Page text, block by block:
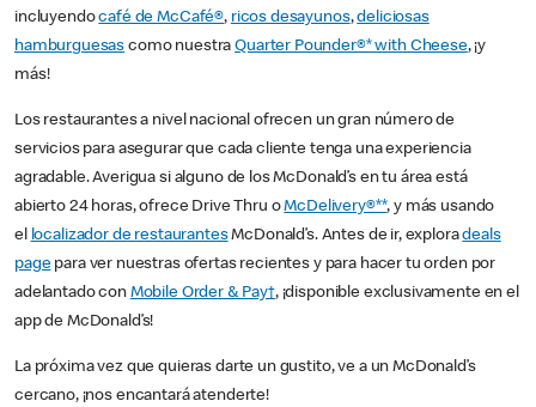
incluyendocafé de McCafé®, ricos desayunos,deliciosas
hamburguesas como nuestraQuarter Pounder®* with Cheese, ¡y
más!
Los restaurantes a nivel nacional ofrecen un gran número de
servicios para asegurar que cada cliente tenga una experiencia
agradable. Averigua si alguno de los McDonald’s en tu área está
abierto 24 horas, ofrece Drive Thru oMcDelivery®**, y más usando
el localizador de restaurantesMcDonald’s. Antes de ir, exploradeals
pagepara ver nuestras ofertas recientes y para hacer tu orden por
adelantado con Mobile Order & Pay†, ¡disponible exclusivamente en el
app de McDonald’s!
La próxima vez que quieras darte un gustito, ve a un McDonald’s
cercano, ¡nos encantará atenderte!